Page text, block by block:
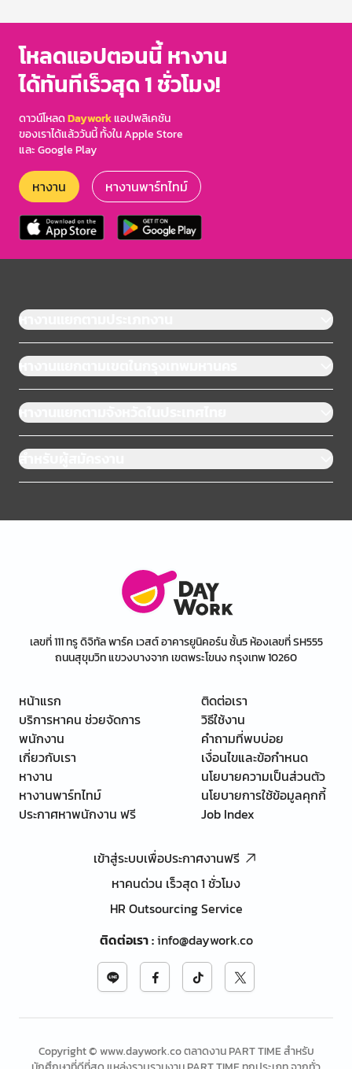
โหลดแอปตอนนี้ หางาน
ได้ทันทีเร็วสุด 1 ชั่วโมง!
ดาวน์โหลดDayworkแอปพลิเคชัน
ของเราได้แล้ววันนี้ ทั้งใน Apple Store
และ Google Play
หางาน หางานพาร์ทไทม์
หางานแยกตามประเภทงาน
หางานแยกตามเขตในกรุงเทพมหานคร
หางานแยกตามจังหวัดในประเทศไทย
สำหรับผู้สมัครงาน
เลขที่ 111 ทรู ดิจิทัล พาร์ค เวสต์ อาคารยูนิคอร์น ชั้น5 ห้องเลขที่ SH555
ถนนสุขุมวิท แขวงบางจาก เขตพระโขนง กรุงเทพ 10260
หน้าแรก
บริการหาคน ช่วยจัดการ
พนักงาน
เกี่ยวกับเรา
หางาน
หางานพาร์ทไทม์
ประกาศหาพนักงาน ฟรี
ติดต่อเรา
วิธีใช้งาน
คำถามที่พบบ่อย
เงื่อนไขและข้อกำหนด
นโยบายความเป็นส่วนตัว
นโยบายการใช้ข้อมูลคุกกี้
Job Index
เข้าสู่ระบบเพื่อประกาศงานฟรี
หาคนด่วน เร็วสุด 1 ชั่วโมง
HR Outsourcing Service
ติดต่อเรา:info@daywork.co
Copyright © www.daywork.co ตลาดงาน PART TIME สำหรับ